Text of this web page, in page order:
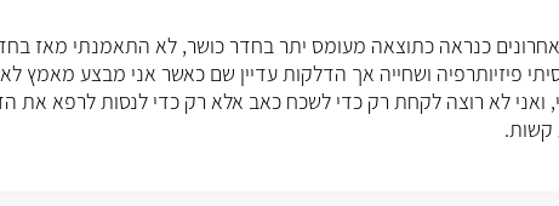
חוזרות ונשנות בכתפיים ב- 3 שנים האחרונים כנראה כתוצאה מעומס יתר בחדר כושר, לא
פיזיותרפיה ושחייה אך הדלקות עדיין שם כאשר אני מבצע
לא רוצה לקחת רק כדי לשכח כאב אלא רק כדי לנסות לרפא את
קשות.